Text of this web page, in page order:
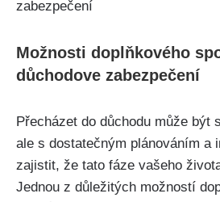
Možnosti doplňkového
důchodove zabezpečení
Přecházet do důchodu může být
ale s dostatečným plánováním a
zajistit, že tato fáze vašeho
Jednou z důležitých možností